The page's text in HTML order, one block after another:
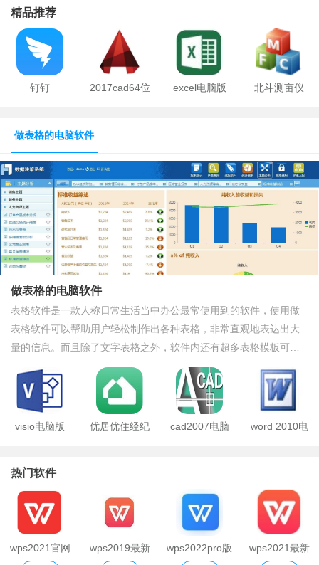
精品推荐
钉钉 2017cad64位 excel电脑版 北斗测亩仪
做表格的电脑软件
做表格的电脑软件
表格软件是一款人称日常生活当中办公最常使用到的软件，使用做
表格软件可以帮助用户轻松制作出各种表格，非常直观地表达出大
量的信息。而且除了文字表格之外，软件内还有超多表格模板可以
选择，包括统计图，曲线图，扇形图等等表格形式，用来表达数据
非常方便。那么，做表格软件由哪些？什么软件用来做表格最好？
小编这次就给大家带来了许多做表格软件，快来看看吧！
visio电脑版 优居优住经纪 cad2007电脑 word 2010电
热门软件
wps2021官网 wps2019最新 wps2022pro版 wps2021最新